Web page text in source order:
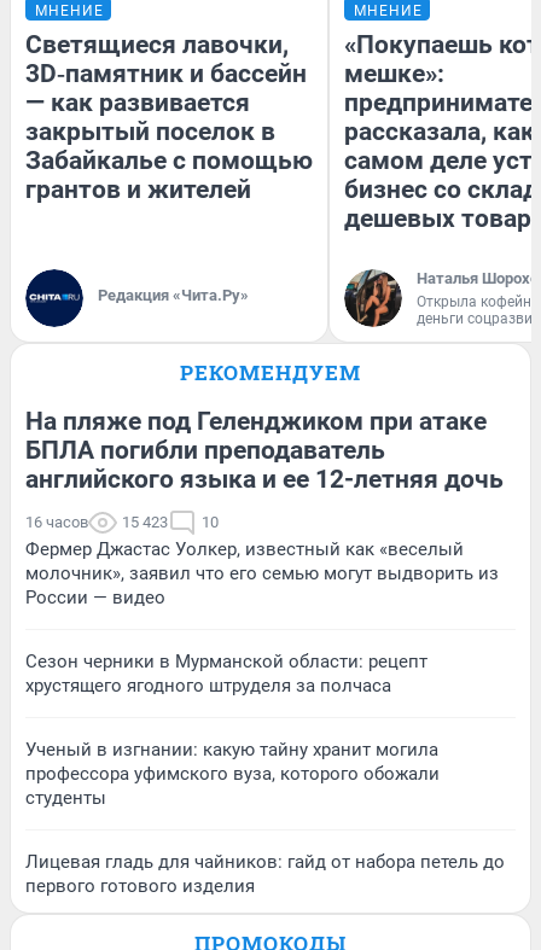
МНЕНИЕ
Светящиеся лавочки,
3D‑памятник и бассейн
— как развивается
закрытый поселок в
Забайкалье с помощью
грантов и жителей
Редакция «Чита.Ру»
МНЕНИЕ
«Покупаешь
мешке»:
рассказала, как
самом деле
бизнес со
дешевых
Наталья
Открыла
деньги
РЕКОМЕНДУЕМ
На пляже под Геленджиком при атаке
БПЛА погибли преподаватель
английского языка и ее 12-летняя дочь
16 часов 15 423 10
Фермер Джастас Уолкер, известный как «веселый
молочник», заявил что его семью могут выдворить из
России — видео
Сезон черники в Мурманской области: рецепт
хрустящего ягодного штруделя за полчаса
Ученый в изгнании: какую тайну хранит могила
профессора уфимского вуза, которого обожали
студенты
Лицевая гладь для чайников: гайд от набора петель до
первого готового изделия
ПРОМОКОДЫ